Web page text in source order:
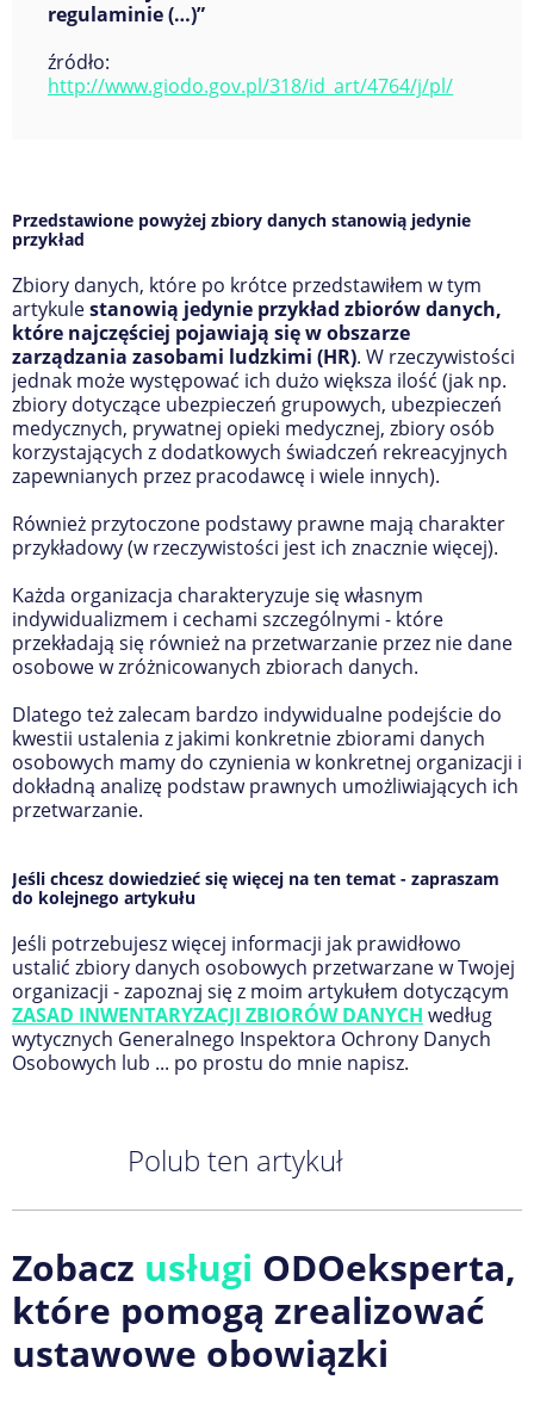
regulaminie(…)”
źródło:
http://www.giodo.gov.pl/318/id_art/4764/j/pl/
Przedstawione powyżej zbiory danych stanowią jedynie
przykład
Zbiory danych, które po krótce przedstawiłem w tym
artykulestanowią jedynie przykład zbiorów danych,
które najczęściej pojawiają się w obszarze
zarządzania zasobami ludzkimi (HR). W rzeczywistości
jednak może występować ich dużo większa ilość (jak np.
zbiory dotyczące ubezpieczeń grupowych, ubezpieczeń
medycznych, prywatnej opieki medycznej, zbiory osób
korzystających z dodatkowych świadczeń rekreacyjnych
zapewnianych przez pracodawcę i wiele innych).
Również przytoczone podstawy prawne mają charakter
przykładowy (w rzeczywistości jest ich znacznie więcej).
Każda organizacja charakteryzuje się własnym
indywidualizmem i cechami szczególnymi - które
przekładają się również na przetwarzanie przez nie dane
osobowe w zróżnicowanych zbiorach danych.
Dlatego też zalecam bardzo indywidualne podejście do
kwestii ustalenia z jakimi konkretnie zbiorami danych
osobowych mamy do czynienia w konkretnej organizacji i
dokładną analizę podstaw prawnych umożliwiających ich
przetwarzanie.
Jeśli chcesz dowiedzieć się więcej na ten temat - zapraszam
do kolejnego artykułu
Jeśli potrzebujesz więcej informacji jak prawidłowo
ustalić zbiory danych osobowych przetwarzane w Twojej
organizacji - zapoznaj się z moim artykułem dotyczącym
ZASAD INWENTARYZACJI ZBIORÓW DANYCH według
wytycznych Generalnego Inspektora Ochrony Danych
Osobowych lub ... po prostu do mnie napisz.
Polub ten artykuł
Zobacz usługi ODOeksperta,
które pomogą zrealizować
ustawowe obowiązki